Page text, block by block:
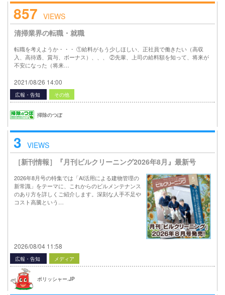
857 VIEWS
清掃業界の転職・就職
転職を考えようか・・・ ①給料がもう少しほしい、正社員で働きたい（高収
入、高待遇、賞与、ボーナス）、、、 ②先輩、上司の給料額を知って、将来が
不安になった（将来…
2021/08/26 14:00
広報・告知 その他
掃除のつぼ
3 VIEWS
［新刊情報］『月刊ビルクリーニング2026年8月』最新号
2026年8月号の特集では「AI活用による建物管理の
新常識」をテーマに、これからのビルメンテナンス
のあり方を詳しくご紹介します。深刻な人手不足や
コスト高騰という…
2026/08/04 11:58
広報・告知 メディア
ポリッシャー.JP